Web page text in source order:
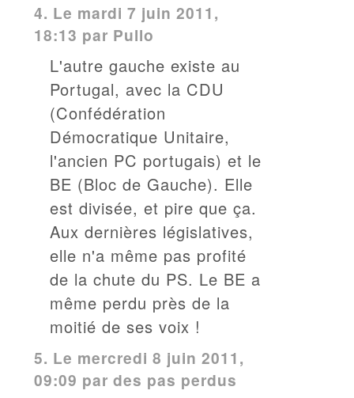
4. Le mardi 7 juin 2011,
18:13 par Pullo
L'autre gauche existe au
Portugal, avec la CDU
(Confédération
Démocratique Unitaire,
l'ancien PC portugais) et le
BE (Bloc de Gauche). Elle
est divisée, et pire que ça.
Aux dernières législatives,
elle n'a même pas profité
de la chute du PS. Le BE a
même perdu près de la
moitié de ses voix !
5. Le mercredi 8 juin 2011,
09:09 par des pas perdus